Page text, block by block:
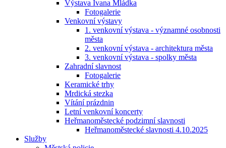
Výstava Ivana Mládka
Fotogalerie
Venkovní výstavy
1. venkovní výstava - významné osobnosti
města
2. venkovní výstava - architektura města
3. venkovní výstava - spolky města
Zahradní slavnost
Fotogalerie
Keramické trhy
Mrdická stezka
Vítání prázdnin
Letní venkovní koncerty
Heřmanoměstecké podzimní slavnosti
Heřmanoměstecké slavnosti 4.10.2025
Služby